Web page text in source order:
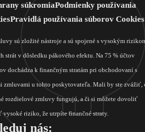
súkromiaPodmienky používania
Pravidlá používania súborov Cookies
sú zložité nástroje a sú spojené s vysokým
strát v dôsledku pákového efektu. Na 75 % účtov
dochádza k finančným stratám pri obchodovaní s
zmluvami u tohto poskytovateľa. Mali by ste zvážiť,
rozdielové zmluvy fungujú, a či si môžete dovoliť
vysoké riziko, že utrpíte finančné straty.
nás: